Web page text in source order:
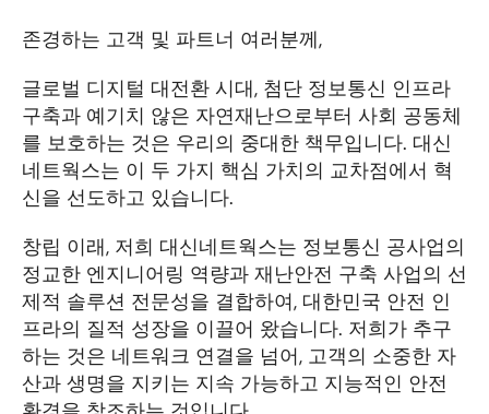
함께 만들어갑
존경하는 고객 및 파트너 여러분께,
글로벌 디지털 대전환 시대, 첨단 정보통신 인프라
구축과 예기치 않은 자연재난으로부터 사회 공동체
를 보호하는 것은 우리의 중대한 책무입니다. 대신
네트웍스는 이 두 가지 핵심 가치의 교차점에서 혁
신을 선도하고 있습니다.
창립 이래, 저희 대신네트웍스는 정보통신 공사업의
정교한 엔지니어링 역량과 재난안전 구축 사업의 선
제적 솔루션 전문성을 결합하여, 대한민국 안전 인
프라의 질적 성장을 이끌어 왔습니다. 저희가 추구
하는 것은 네트워크 연결을 넘어, 고객의 소중한 자
산과 생명을 지키는 지속 가능하고 지능적인 안전